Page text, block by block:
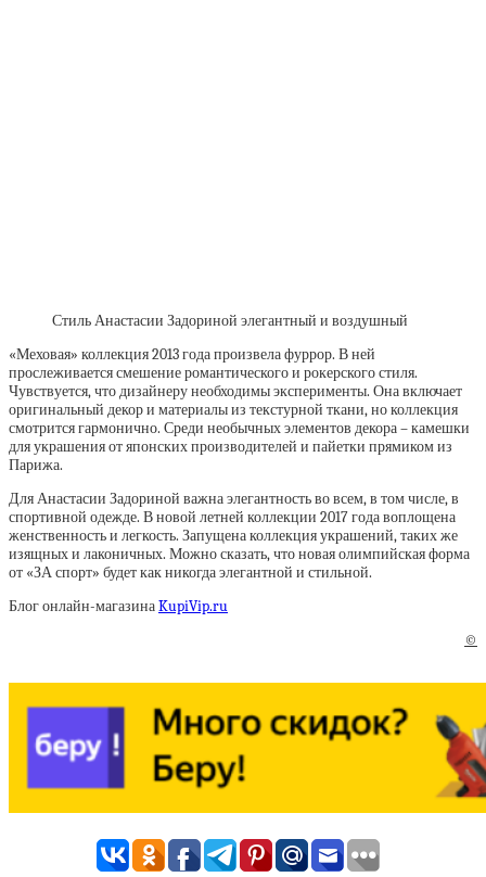
Стиль Анастасии Задориной элегантный и воздушный
«Меховая» коллекция 2013 года произвела фуррор. В ней
прослеживается смешение романтического и рокерского стиля.
Чувствуется, что дизайнеру необходимы эксперименты. Она включает
оригинальный декор и материалы из текстурной ткани, но коллекция
смотрится гармонично. Среди необычных элементов декора – камешки
для украшения от японских производителей и пайетки прямиком из
Парижа.
Для Анастасии Задориной важна элегантность во всем, в том числе, в
спортивной одежде. В новой летней коллекции 2017 года воплощена
женственность и легкость. Запущена коллекция украшений, таких же
изящных и лаконичных. Можно сказать, что новая олимпийская форма
от «ЗА спорт» будет как никогда элегантной и стильной.
Блог онлайн-магазинаKupiVip.ru
©